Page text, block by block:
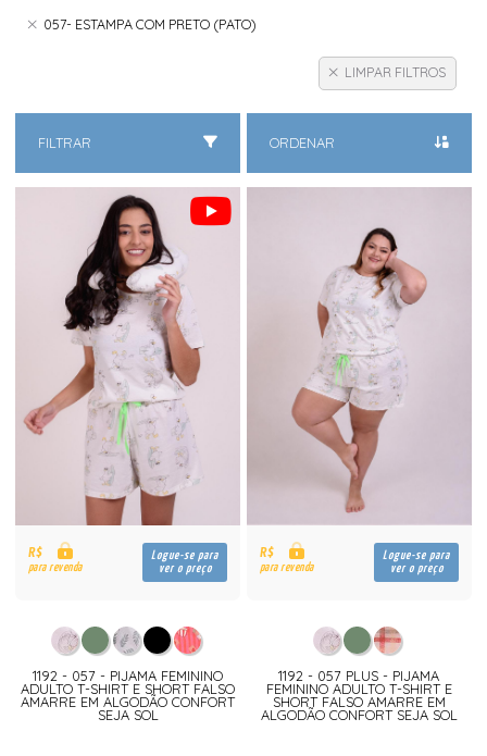
057- ESTAMPA COM PRETO (PATO)
LIMPAR FILTROS
FILTRAR ORDENAR
R$
para revenda
Logue-se para
ver o preço
1192 - 057 - PIJAMA FEMININO
ADULTO T-SHIRT E SHORT FALSO
AMARRE EM ALGODÃO CONFORT
SEJA SOL
R$
para revenda
Logue-se para
ver o preço
1192 - 057 PLUS - PIJAMA
FEMININO ADULTO T-SHIRT E
SHORT FALSO AMARRE EM
ALGODÃO CONFORT SEJA SOL